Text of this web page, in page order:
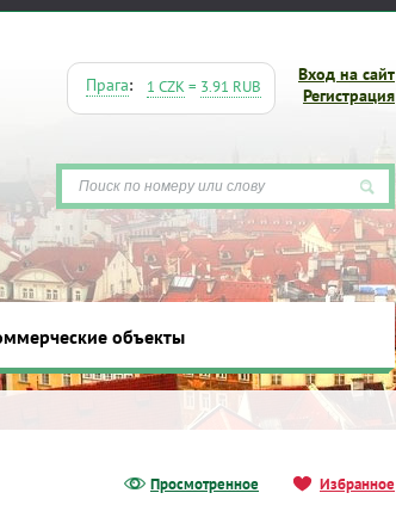
Вход на сайт
Регистрация
Прага: 1 CZK= 3.91 RUB
объекты
объекты
Просмотренное Избранное